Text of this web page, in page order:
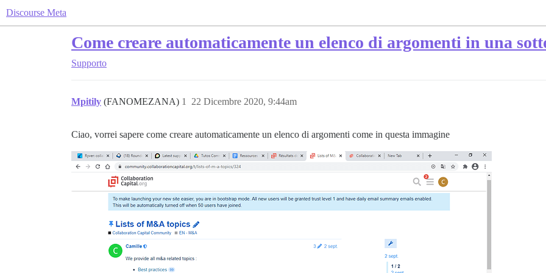
Discourse Meta
Come creare automaticamente un elenco di argomenti in una
Supporto
Mpitily (FANOMEZANA) 22 Dicembre 2020, 9:44am
1
Ciao, vorrei sapere come creare automaticamente un elenco di argomenti come in questa immagine